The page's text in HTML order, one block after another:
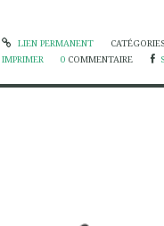
LIEN PERMANENT
IMPRIMER
0 COMMENTAIRE